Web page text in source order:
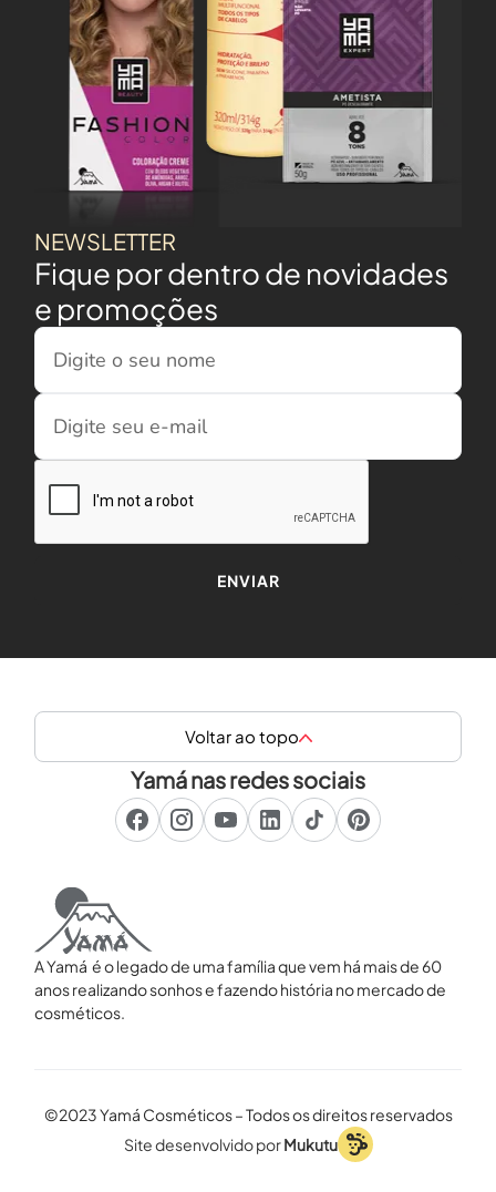
NEWSLETTER
Fique por dentro de novidades
e promoções
Voltar ao topo
Yamá nas redes sociais
A Yamá é o legado de uma família que vem há mais de 60
anos realizando sonhos e fazendo história no mercado de
cosméticos.
©2023 Yamá Cosméticos – Todos os direitos reservados
Site desenvolvido porMukutu